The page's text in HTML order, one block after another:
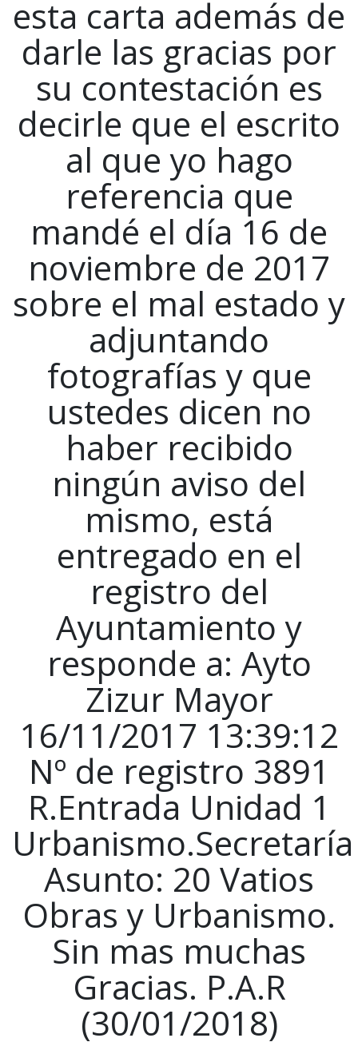
esta carta además de
darle las gracias por
su contestación es
decirle que el escrito
al que yo hago
referencia que
mandé el día 16 de
noviembre de 2017
sobre el mal estado y
adjuntando
fotografías y que
ustedes dicen no
haber recibido
ningún aviso del
mismo, está
entregado en el
registro del
Ayuntamiento y
responde a: Ayto
Zizur Mayor
16/11/2017 13:39:12
Nº de registro 3891
R.Entrada Unidad 1
Urbanismo.Secretaría
Asunto: 20 Vatios
Obras y Urbanismo.
Sin mas muchas
Gracias. P.A.R
(30/01/2018)